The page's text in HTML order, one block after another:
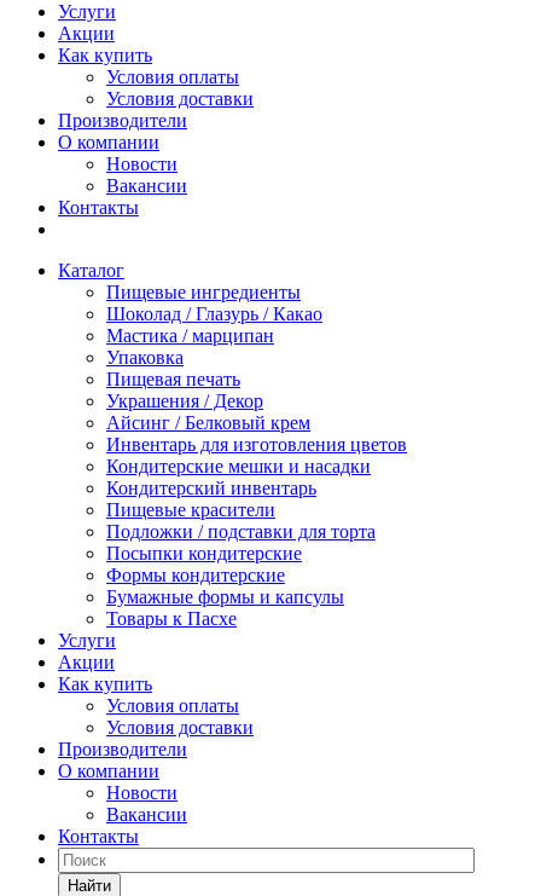
Услуги
Акции
Как купить
Условия оплаты
Условия доставки
Производители
О компании
Новости
Вакансии
Контакты
Каталог
Пищевые ингредиенты
Шоколад / Глазурь / Какао
Мастика / марципан
Упаковка
Пищевая печать
Украшения / Декор
Айсинг / Белковый крем
Инвентарь для изготовления цветов
Кондитерские мешки и насадки
Кондитерский инвентарь
Пищевые красители
Подложки / подставки для торта
Посыпки кондитерские
Формы кондитерские
Бумажные формы и капсулы
Товары к Пасхе
Услуги
Акции
Как купить
Условия оплаты
Условия доставки
Производители
О компании
Новости
Вакансии
Контакты
Найти